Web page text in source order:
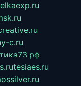
c.ru
tesiaes.ru